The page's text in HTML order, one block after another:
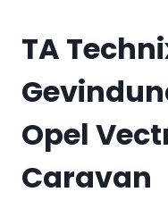
TA
Opel
Caravan